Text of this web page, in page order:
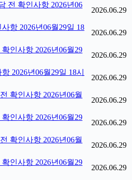
전 확인사항 2026년06
2026.06.29
항 2026년06월29일 18
2026.06.29
인사항 2026년06월29
2026.06.29
2026년06월29일 18시
2026.06.29
확인사항 2026년06월
2026.06.29
인사항 2026년06월29
2026.06.29
확인사항 2026년06월
2026.06.29
인사항 2026년06월29
2026.06.29